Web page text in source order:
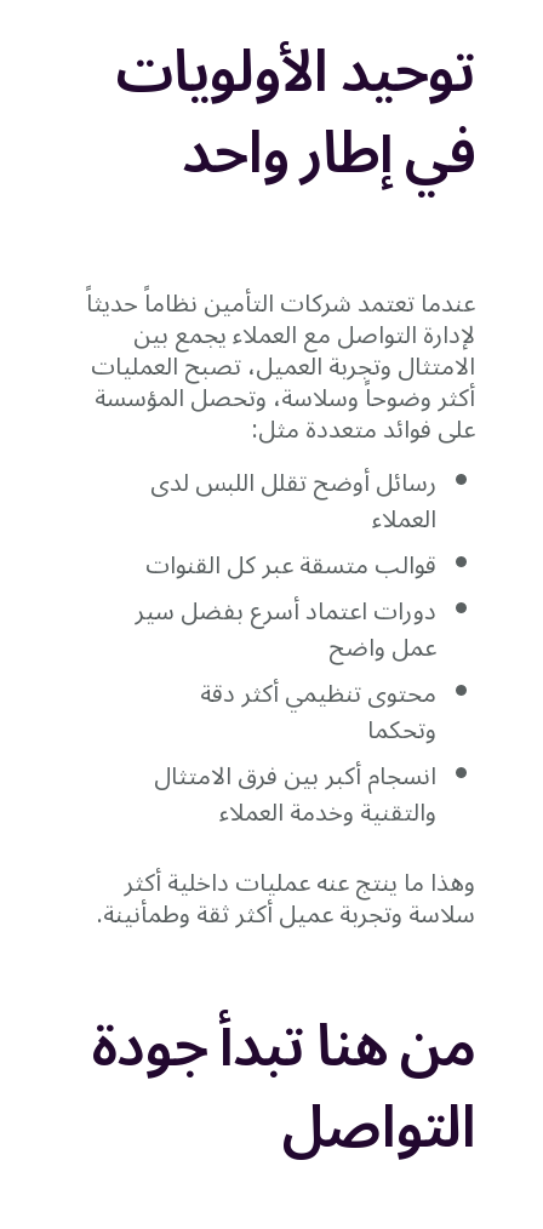
توحيد الأولويات
في إطار واحد
عندما تعتمد شركات التأمين نظاماً حديثاً
لإدارة التواصل مع العملاء يجمع بين
الامتثال وتجربة العميل، تصبح العمليات
أكثر وضوحاً وسلاسة، وتحصل المؤسسة
على فوائد متعددة مثل:
رسائل أوضح تقلل اللبس لدى
العملاء
قوالب متسقة عبر كل القنوات
دورات اعتماد أسرع بفضل سير
عمل واضح
محتوى تنظيمي أكثر دقة
وتحكما
انسجام أكبر بين فرق الامتثال
والتقنية وخدمة العملاء
وهذا ما ينتج عنه عمليات داخلية أكثر
سلاسة وتجربة عميل أكثر ثقة وطمأنينة.
من هنا تبدأ جودة
التواصل